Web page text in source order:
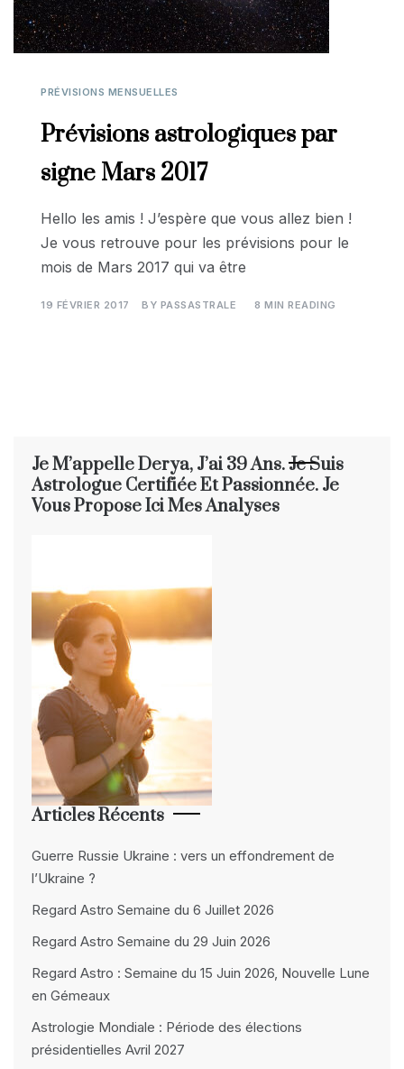
PRÉVISIONS MENSUELLES
Prévisions astrologiques par
signe Mars 2017
Hello les amis ! J’espère que vous allez bien !
Je vous retrouve pour les prévisions pour le
mois de Mars 2017 qui va être
19 FÉVRIER 2017 BY PASSASTRALE 8 MIN READING
Je M’appelle Derya, J’ai 39 Ans. Je Suis
Astrologue Certifiée Et Passionnée. Je
Vous Propose Ici Mes Analyses
Articles Récents
Guerre Russie Ukraine : vers un effondrement de
l’Ukraine ?
Regard Astro Semaine du 6 Juillet 2026
Regard Astro Semaine du 29 Juin 2026
Regard Astro : Semaine du 15 Juin 2026, Nouvelle Lune
en Gémeaux
Astrologie Mondiale : Période des élections
présidentielles Avril 2027